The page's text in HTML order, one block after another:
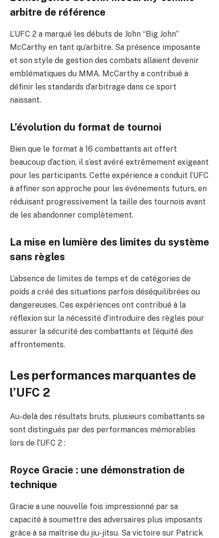
arbitre de référence
L’UFC 2 a marqué les débuts de John “Big John”
McCarthy en tant qu’arbitre. Sa présence imposante
et son style de gestion des combats allaient devenir
emblématiques du MMA. McCarthy a contribué à
définir les standards d’arbitrage dans ce sport
naissant.
L’évolution du format de tournoi
Bien que le format à 16 combattants ait offert
beaucoup d’action, il s’est avéré extrêmement exigeant
pour les participants. Cette expérience a conduit l’UFC
à affiner son approche pour les événements futurs, en
réduisant progressivement la taille des tournois avant
de les abandonner complètement.
La mise en lumière des limites du système
sans règles
L’absence de limites de temps et de catégories de
poids a créé des situations parfois déséquilibrées ou
dangereuses. Ces expériences ont contribué à la
réflexion sur la nécessité d’introduire des règles pour
assurer la sécurité des combattants et l’équité des
affrontements.
Les performances marquantes de
l’UFC 2
Au-delà des résultats bruts, plusieurs combattants se
sont distingués par des performances mémorables
lors de l’UFC 2 :
Royce Gracie : une démonstration de
technique
Gracie a une nouvelle fois impressionné par sa
capacité à soumettre des adversaires plus imposants
grâce à sa maîtrise du jiu-jitsu. Sa victoire sur Patrick